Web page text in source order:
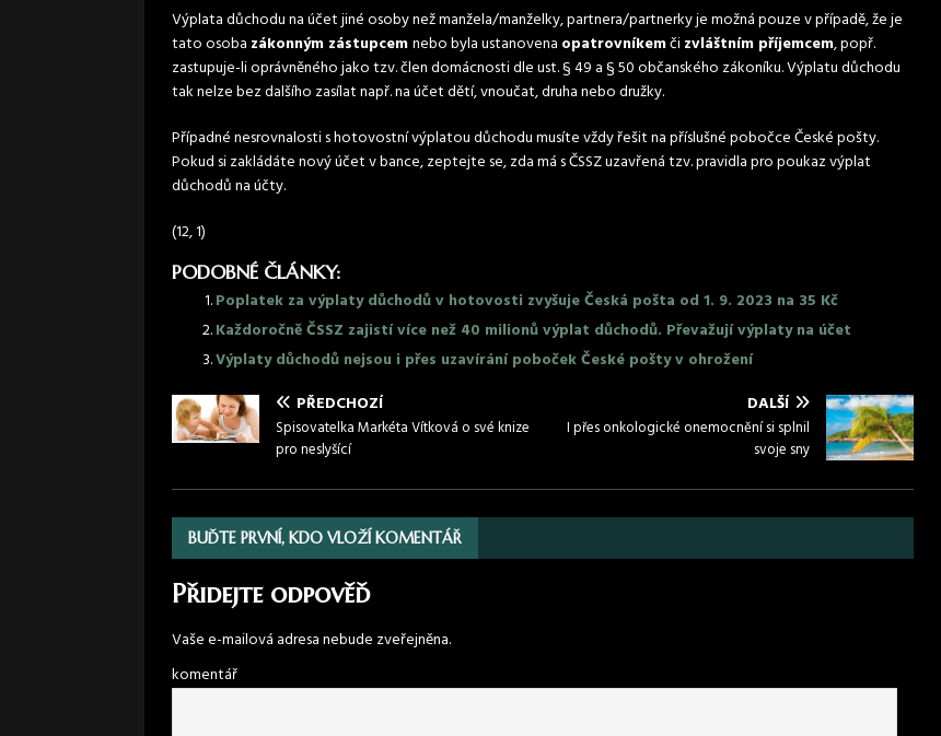
Výplata důchodu na účet jiné osoby než manžela/manželky, partnera/partnerky je možná pouze v případě, že je
tato osoba zákonným zástupcemnebo byla ustanovena opatrovníkemčizvláštním příjemcem, popř.
zastupuje-li oprávněného jako tzv. člen domácnosti dle ust. § 49 a § 50 občanského zákoníku. Výplatu důchodu
tak nelze bez dalšího zasílat např. na účet dětí, vnoučat, druha nebo družky.
Případné nesrovnalosti s hotovostní výplatou důchodu musíte vždy řešit na příslušné pobočce České pošty.
Pokud si zakládáte nový účet v bance, zeptejte se, zda má s ČSSZ uzavřená tzv. pravidla pro poukaz výplat
důchodů na účty.
(12, 1)
PODOBNÉ ČLÁNKY:
Poplatek za výplaty důchodů v hotovosti zvyšuje Česká pošta od 1. 9. 2023 na 35 Kč
Každoročně ČSSZ zajistí více než 40 milionů výplat důchodů. Převažují výplaty na účet
Výplaty důchodů nejsou i přes uzavírání poboček České pošty v ohrožení
PŘEDCHOZÍ
Spisovatelka Markéta Vítková o své knize
pro neslyšící
DALŠÍ
I přes onkologické onemocnění si splnil
svoje sny
BUĎTE PRVNÍ, KDO VLOŽÍ KOMENTÁŘ
Přidejte odpověď
Vaše e-mailová adresa nebude zveřejněna.
komentář